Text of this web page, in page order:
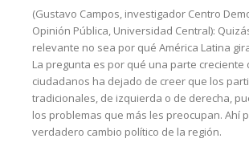
(Gustavo Campos, investigador Centro
Opinión Pública, Universidad Central):
relevante no sea por qué América Latina
La pregunta es por qué una parte creciente
ciudadanos ha dejado de creer que los
tradicionales, de izquierda o de derecha,
los problemas que más les preocupan. Ahí
verdadero cambio político de la región.